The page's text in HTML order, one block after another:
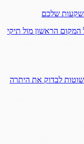
שלכם
המקום הראשון מול תיקי
השתלמות: 6 דרכים פשוטות לבדוק את היתרה